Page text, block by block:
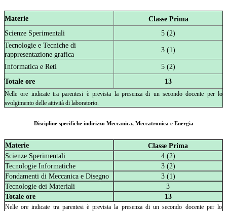
Materie
Classe Prima
Scienze Sperimentali
5 (2)
Tecnologie e Tecniche di
rappresentazione grafica
3 (1)
Informatica e Reti
5 (2)
Totale ore
13
Nelle ore indicate tra parentesi è prevista la presenza di un secondo docente per lo
svolgimento delle attività di laboratorio.
Discipline specifiche indirizzo Meccanica, Meccatronica e Energia
Materie
Classe Prima
Scienze Sperimentali
4 (2)
Tecnologie Informatiche
3 (2)
Fondamenti di Meccanica e Disegno
3 (1)
Tecnologie dei Materiali
3
Totale ore
13
Nelle ore indicate tra parentesi è prevista la presenza di un secondo docente per lo